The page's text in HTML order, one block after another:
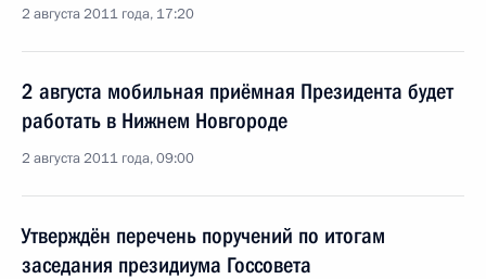
2 августа 2011 года, 17:20
2 августа мобильная приёмная Президента будет
работать в Нижнем Новгороде
2 августа 2011 года, 09:00
Утверждён перечень поручений по итогам
заседания президиума Госсовета